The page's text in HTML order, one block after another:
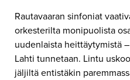
Rautavaaran sinfoniat
orkesterilta monipuolista
uudenlaista heittäytymistä
Lahti tunnetaan. Lintu
jäljiltä entistäkin